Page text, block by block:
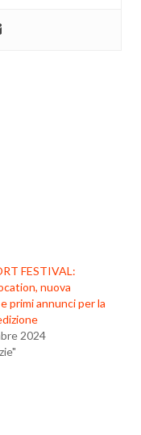
FESTIVAL:
nuova
primi annunci per la
2024